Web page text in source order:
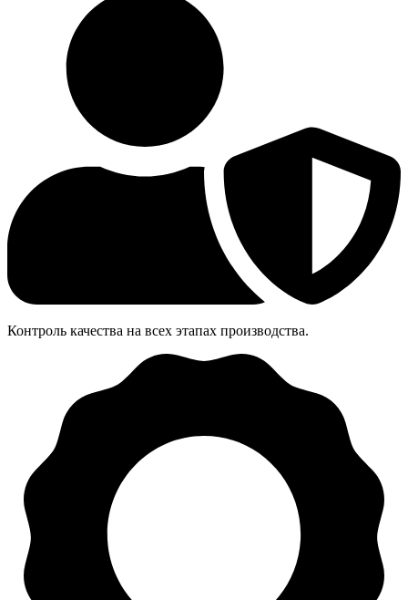
Контроль качества на всех этапах производства.